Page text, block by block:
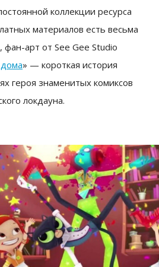
коллекции ресурса
материалов есть весьма
арт от See Gee Studio
» — короткая история
героя знаменитых комиксов
локдауна.